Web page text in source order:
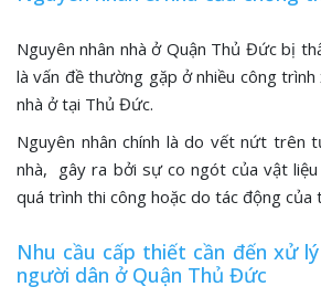
Nguyên nhân nhà ở Quận Thủ Đức bị
là vấn đề thường gặp ở nhiều công
nhà ở tại Thủ Đức.
Nguyên nhân chính là do vết nứt trên
nhà, gây ra bởi sự co ngót của vật
quá trình thi công hoặc do tác động của
Nhu cầu cấp thiết cần đến xử
người dân ở Quận Thủ Đức